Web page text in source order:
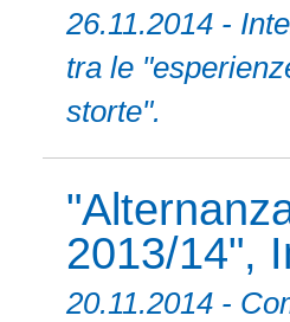
26.11.2014 -
tra le
storte".
2013/14",
20.11.2014 -